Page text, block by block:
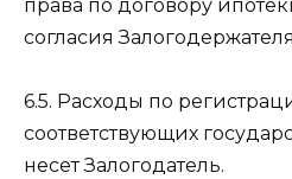
права по договору
согласия
6.5. Расходы по
соответствующих
несет Залогодатель.